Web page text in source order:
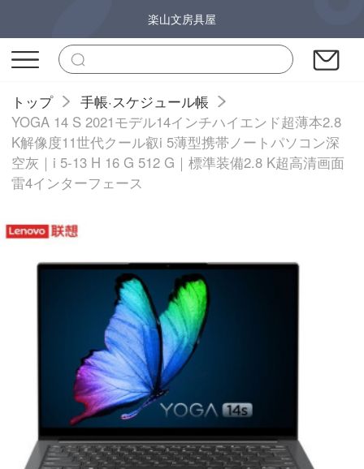
楽山文房具屋
トップ
手帳·スケジュール帳
YOGA 14 S 2021モデル14インチハイエンド超薄本2.8
K解像度11世代クール叡i 5薄型携帯ノートパソコン深
空灰｜i 5-13 H 16 G 512 G｜標準装備2.8 K超高清画面
雷4インターフェース